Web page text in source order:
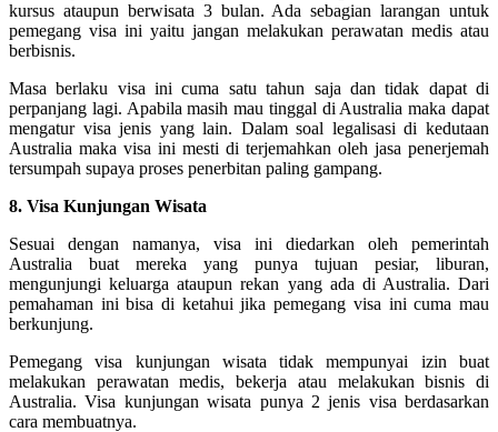
kursus ataupun berwisata 3 bulan. Ada sebagian larangan untuk
pemegang visa ini yaitu jangan melakukan perawatan medis atau
berbisnis.
Masa berlaku visa ini cuma satu tahun saja dan tidak dapat di
perpanjang lagi. Apabila masih mau tinggal di Australia maka dapat
mengatur visa jenis yang lain. Dalam soal legalisasi di kedutaan
Australia maka visa ini mesti di terjemahkan oleh jasa penerjemah
tersumpah supaya proses penerbitan paling gampang.
8. Visa Kunjungan Wisata
Sesuai dengan namanya, visa ini diedarkan oleh pemerintah
Australia buat mereka yang punya tujuan pesiar, liburan,
mengunjungi keluarga ataupun rekan yang ada di Australia. Dari
pemahaman ini bisa di ketahui jika pemegang visa ini cuma mau
berkunjung.
Pemegang visa kunjungan wisata tidak mempunyai izin buat
melakukan perawatan medis, bekerja atau melakukan bisnis di
Australia. Visa kunjungan wisata punya 2 jenis visa berdasarkan
cara membuatnya.